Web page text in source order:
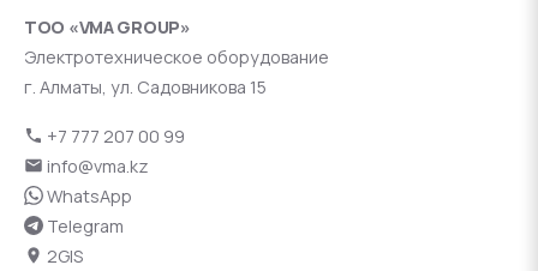
ТОО «VMA GROUP»
Электротехническое оборудование
г. Алматы, ул. Садовникова 15
+7 777 207 00 99
info@vma.kz
WhatsApp
Telegram
2GIS